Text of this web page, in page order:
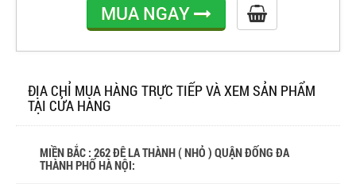
MUA NGAY
ĐỊA CHỈ MUA HÀNG TRỰC TIẾP VÀ XEM SẢN PHẨM
TẠI CỬA HÀNG
MIỀN BẮC : 262 ĐÊ LA THÀNH ( NHỎ ) QUẬN ĐỐNG ĐA
THÀNH PHỐ HÀ NỘI: